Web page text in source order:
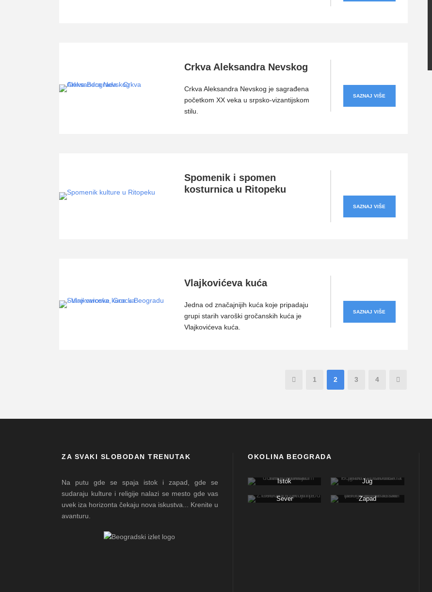
Crkva Aleksandra Nevskog
Crkva Aleksandra Nevskog je sagrađena
početkom XX veka u srpsko-vizantijskom
stilu.
SAZNAJ VIŠE
Spomenik i spomen
kosturnica u Ritopeku
SAZNAJ VIŠE
Vlajkovićeva kuća
Jedna od značajnijih kuća koje pripadaju
grupi starih varoški gročanskih kuća je
Vlajkovićeva kuća.
SAZNAJ VIŠE
1 2 3 4
ZA SVAKI SLOBODAN TRENUTAK
Na putu gde se spaja istok i zapad, gde se
sudaraju kulture i religije nalazi se mesto gde vas
uvek iza horizonta čekaju nova iskustva... Krenite u
avanturu.
OKOLINA BEOGRADA
Istok Jug
Sever Zapad